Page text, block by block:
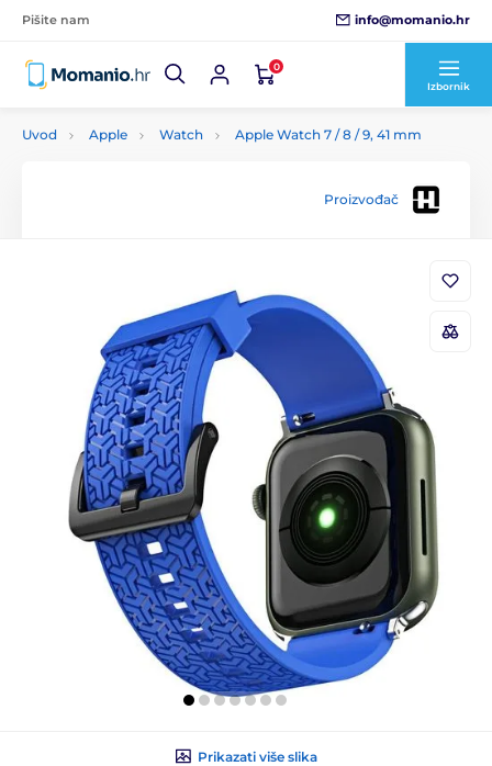
Pišite nam info@momanio.hr
0
Izbornik
Uvod Apple Watch Apple Watch 7 / 8 / 9, 41 mm
Proizvođač
Prikazati više slika